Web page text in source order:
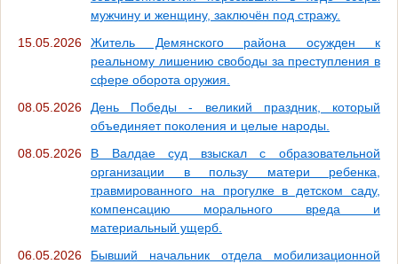
мужчину и женщину, заключён под стражу.
15.05.2026
Житель Демянского района осужден к
реальному лишению свободы за преступления в
сфере оборота оружия.
08.05.2026
День Победы - великий праздник, который
объединяет поколения и целые народы.
08.05.2026
В Валдае суд взыскал с образовательной
организации в пользу матери ребенка,
травмированного на прогулке в детском саду,
компенсацию морального вреда и
материальный ущерб.
06.05.2026
Бывший начальник отдела мобилизационной